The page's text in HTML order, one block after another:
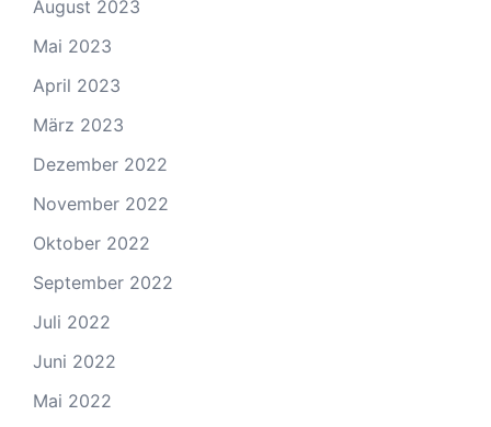
August 2023
Mai 2023
April 2023
März 2023
Dezember 2022
November 2022
Oktober 2022
September 2022
Juli 2022
Juni 2022
Mai 2022